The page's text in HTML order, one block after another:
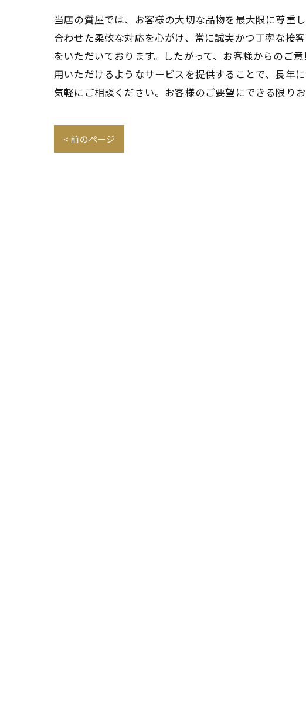
当店の質屋では、お客様の大切な品物を最大限に尊重
合わせた柔軟な対応を心がけ、常に誠実かつ丁寧な接
をいただいております。したがって、お客様からのご
用いただけるようなサービスを提供することで、長年
気軽にご相談ください。お客様のご要望にできる限りお
< 前のページ